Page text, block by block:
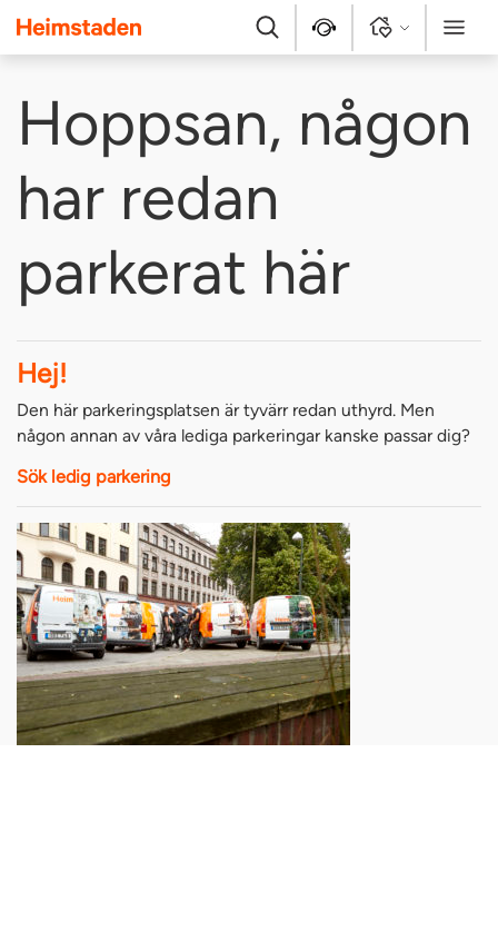
Heimstaden
Sök Kontakt Logga in Meny
Hoppsan, någon
har redan
parkerat här
Hej!
Den här parkeringsplatsen är tyvärr redan uthyrd. Men
någon annan av våra lediga parkeringar kanske passar dig?
Sök ledig parkering